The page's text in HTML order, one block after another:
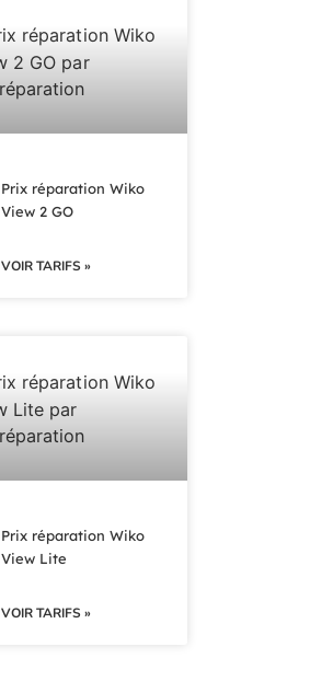
Prix réparation Wiko
View 2 GO
VOIR TARIFS »
Prix réparation Wiko
View Lite
VOIR TARIFS »